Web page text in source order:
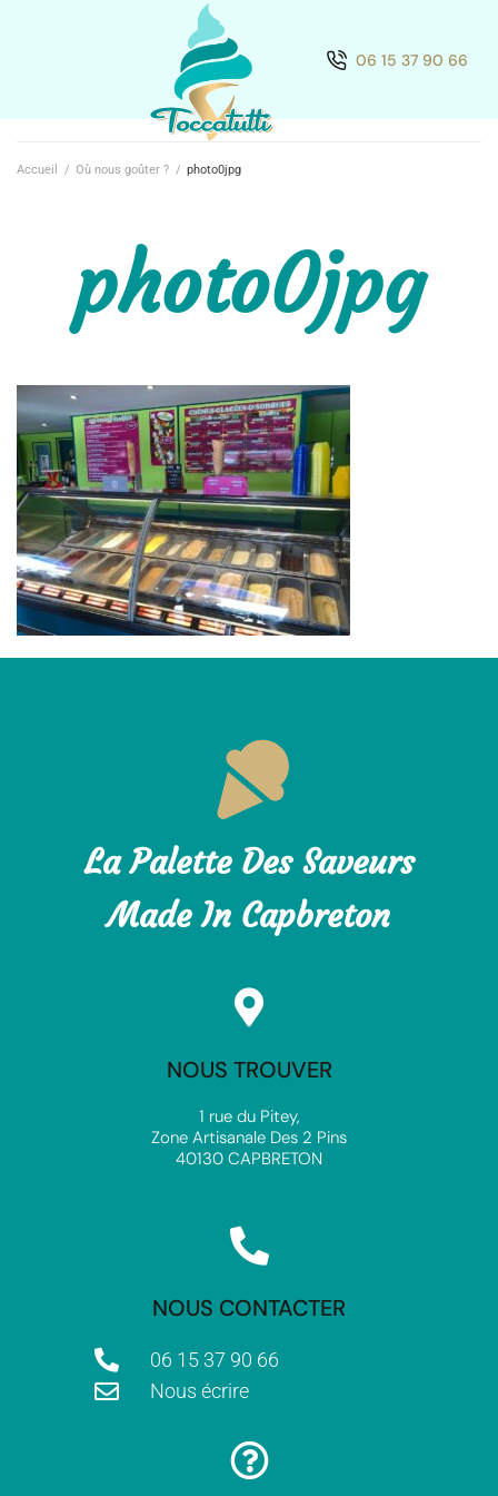
06 15 37 90 66
Accueil / Où nous goûter ? / photo0jpg
photo0jpg
La Palette Des Saveurs
Made In Capbreton
NOUS TROUVER
1 rue du Pitey,
Zone Artisanale Des 2 Pins
40130 CAPBRETON
NOUS CONTACTER
06 15 37 90 66
Nous écrire